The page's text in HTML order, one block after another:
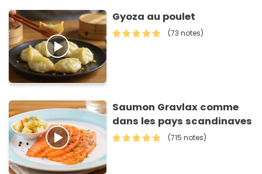
Gyoza au poulet
(73 notes)
Saumon Gravlax comme
dans les pays scandinaves
(715 notes)